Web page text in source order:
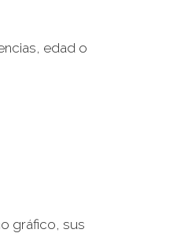
edad o
gráfico, sus